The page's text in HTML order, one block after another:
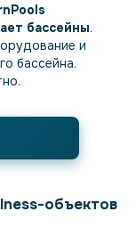
бассейны.
и
бассейна.
объектов